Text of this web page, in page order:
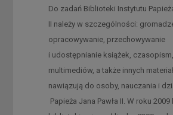
Do zadań Biblioteki Instytutu
II należy w szczególności:
opracowywanie, przechowywanie
i udostępnianie książek, czasopism,
multimediów, a także innych
nawiązują do osoby, nauczania i
Papieża Jana Pawła II. W roku